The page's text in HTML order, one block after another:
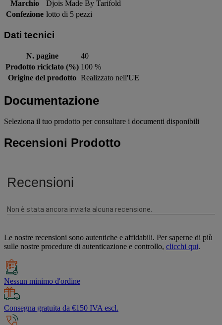
Marchio
Djois Made By Tarifold
Confezione lotto di 5 pezzi
Dati tecnici
N. pagine
40
Prodotto riciclato (%) 100 %
Origine del prodotto Realizzato nell'UE
Documentazione
Seleziona il tuo prodotto per consultare i documenti disponibili
Recensioni Prodotto
Le nostre recensioni sono autentiche e affidabili. Per saperne di più
sulle nostre procedure di autenticazione e controllo, clicchi qui.
Nessun minimo d'ordine
Consegna gratuita da €150 IVA escl.